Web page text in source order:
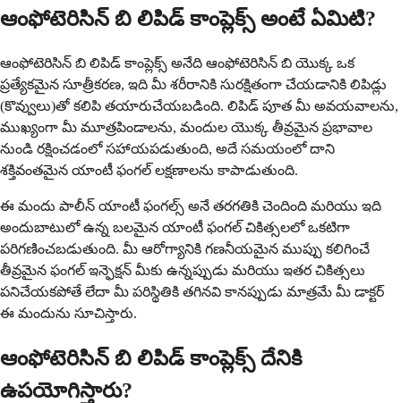
ఆంఫోటెరిసిన్ బి లిపిడ్ కాంప్లెక్స్ అంటే ఏమిటి?
ఆంఫోటెరిసిన్ బి లిపిడ్ కాంప్లెక్స్ అనేది ఆంఫోటెరిసిన్ బి యొక్క ఒక
ప్రత్యేకమైన సూత్రీకరణ, ఇది మీ శరీరానికి సురక్షితంగా చేయడానికి లిపిడ్లు
(కొవ్వులు)తో కలిపి తయారుచేయబడింది. లిపిడ్ పూత మీ అవయవాలను,
ముఖ్యంగా మీ మూత్రపిండాలను, మందుల యొక్క తీవ్రమైన ప్రభావాల
నుండి రక్షించడంలో సహాయపడుతుంది, అదే సమయంలో దాని
శక్తివంతమైన యాంటీ ఫంగల్ లక్షణాలను కాపాడుతుంది.
ఈ మందు పాలీన్ యాంటీ ఫంగల్స్ అనే తరగతికి చెందింది మరియు ఇది
అందుబాటులో ఉన్న బలమైన యాంటీ ఫంగల్ చికిత్సలలో ఒకటిగా
పరిగణించబడుతుంది. మీ ఆరోగ్యానికి గణనీయమైన ముప్పు కలిగించే
తీవ్రమైన ఫంగల్ ఇన్ఫెక్షన్ మీకు ఉన్నప్పుడు మరియు ఇతర చికిత్సలు
పనిచేయకపోతే లేదా మీ పరిస్థితికి తగినవి కానప్పుడు మాత్రమే మీ డాక్టర్
ఈ మందును సూచిస్తారు.
ఆంఫోటెరిసిన్ బి లిపిడ్ కాంప్లెక్స్ దేనికి
ఉపయోగిస్తారు?